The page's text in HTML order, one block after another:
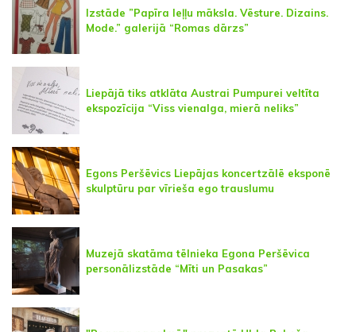
Izstāde ”Papīra leļļu māksla. Vēsture. Dizains.
Mode.” galerijā “Romas dārzs”
Liepājā tiks atklāta Austrai Pumpurei veltīta
ekspozīcija “Viss vienalga, mierā neliks”
Egons Peršēvics Liepājas koncertzālē eksponē
skulptūru par vīrieša ego trauslumu
Muzejā skatāma tēlnieka Egona Peršēvica
personālizstāde “Mīti un Pasakas”